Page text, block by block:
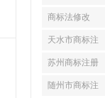
商标法修改
天水市商标注
册
苏州商标注册
(工商股权变
随州市商标注